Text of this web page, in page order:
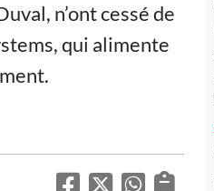
n’ont cessé de
qui alimente